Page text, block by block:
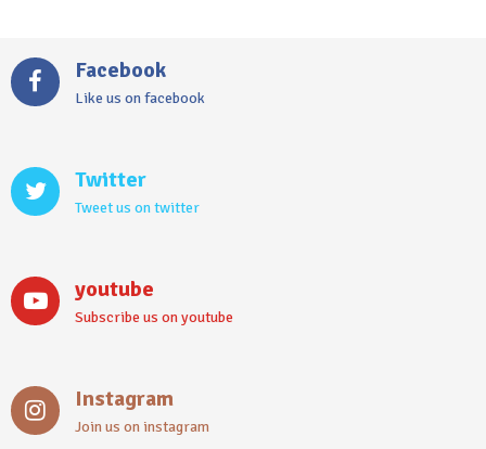
Facebook
Like us on facebook
Twitter
Tweet us on twitter
youtube
Subscribe us on youtube
Instagram
Join us on instagram